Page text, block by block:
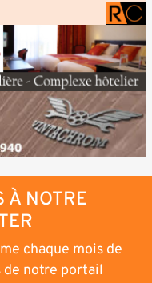
À NOTRE
chaque mois de
notre portail